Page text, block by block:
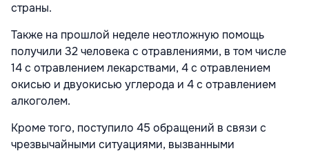
страны.
Также на прошлой неделе неотложную помощь
получили 32 человека с отравлениями, в том числе
14 с отравлением лекарствами, 4 с отравлением
окисью и двуокисью углерода и 4 с отравлением
алкоголем.
Кроме того, поступило 45 обращений в связи с
чрезвычайными ситуациями, вызванными